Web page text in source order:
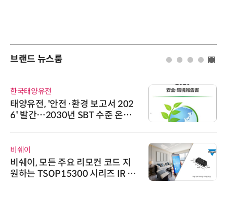
브랜드 뉴스룸
한국태양유전
태양유전, '안전·환경 보고서 202
6' 발간…2030년 SBT 수준 온실
비쉐이
비쉐이, 모든 주요 리모컨 코드 지
원하는 TSOP15300 시리즈 IR 수